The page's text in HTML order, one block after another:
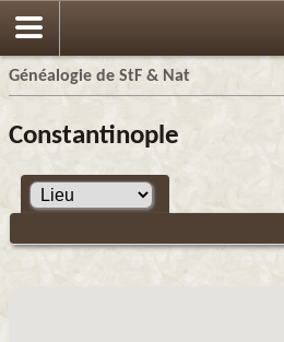
Généalogie de StF & Nat
Constantinople